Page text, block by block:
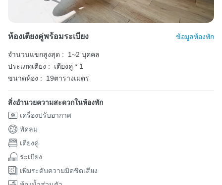
ห้องเตียงคู่พร้อมระเบียง ข้อมูลห้องพัก
จำนวนแขกสูงสุด :
1~2 บุคคล
ประเภทเตียง :
เตียงคู่ * 1
ขนาดห้อง :
19ตารางเมตร
สิ่งอำนวยความสะดวกในห้องพัก
เครื่องปรับอากาศ
พัดลม
เตียงคู่
ระเบียง
เพิ่มระดับความมิดชิดเสียง